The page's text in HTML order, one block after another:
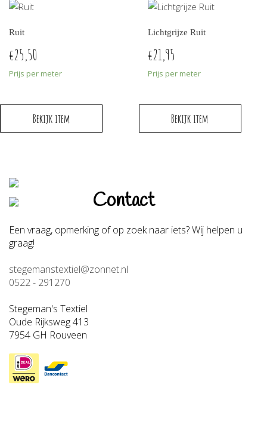
Ruit
€25,50
Prijs per meter
Bekijk item
Lichtgrijze Ruit
€21,95
Prijs per meter
Bekijk item
Contact
Een vraag, opmerking of op zoek naar iets? Wij helpen u
graag!
stegemanstextiel@zonnet.nl
0522 - 291270
Stegeman's Textiel
Oude Rijksweg 413
7954 GH Rouveen